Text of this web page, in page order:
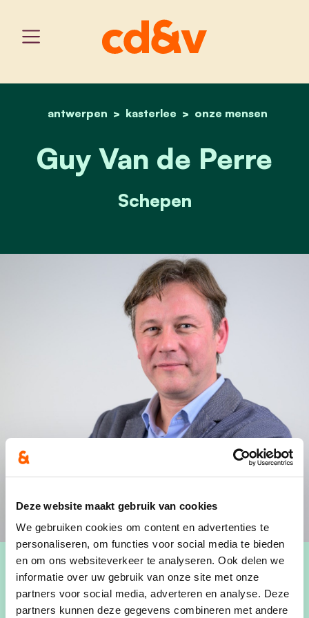
Deze website maakt gebruik van cookies
We gebruiken cookies om content en advertenties te
personaliseren, om functies voor social media te bieden
en om ons websiteverkeer te analyseren. Ook delen we
informatie over uw gebruik van onze site met onze
partners voor social media, adverteren en analyse. Deze
partners kunnen deze gegevens combineren met andere
home
antwerpen kasterlee onze mensen
guy van de perre
Guy Van de Perre
Schepen